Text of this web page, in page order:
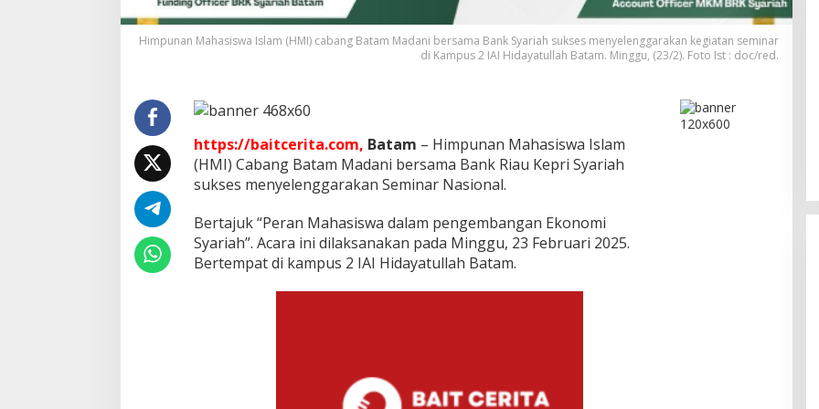
n
g
a
o
m
i
S
a
r
i
a
h
Himpunan Mahasiswa Islam (HMI) cabang Batam Madani bersama Bank Syariah sukses menyelenggarakan kegiatan seminar
di Kampus 2 IAI Hidayatullah Batam. Minggu, (23/2). Foto Ist : doc/red.
https://baitcerita.com, Batam – Himpunan Mahasiswa Islam
(HMI) Cabang Batam Madani bersama Bank Riau Kepri Syariah
sukses menyelenggarakan Seminar Nasional.
Bertajuk “Peran Mahasiswa dalam pengembangan Ekonomi
Syariah”. Acara ini dilaksanakan pada Minggu, 23 Februari 2025.
Bertempat di kampus 2 IAI Hidayatullah Batam.
Bukan Unsur Pidana, Kasus Anak
Dibawa Tanpa Izin di Lubuk Baja
Dihentikan
Di Batam, Berita, Berita Utama, Daerah, Hukum,
Kepolisian, Kepulauan Riau, Kriminal
6, 2026